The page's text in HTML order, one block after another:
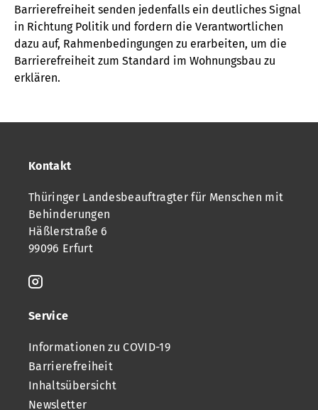
Barrierefreiheit senden jedenfalls ein deutliches Signal
in Richtung Politik und fordern die Verantwortlichen
dazu auf, Rahmenbedingungen zu erarbeiten, um die
Barrierefreiheit zum Standard im Wohnungsbau zu
erklären.
Kontakt
Thüringer Landesbeauftragter für Menschen mit
Behinderungen
Häßlerstraße 6
99096 Erfurt
Service
Informationen zu COVID-19
Barrierefreiheit
Inhaltsübersicht
Newsletter